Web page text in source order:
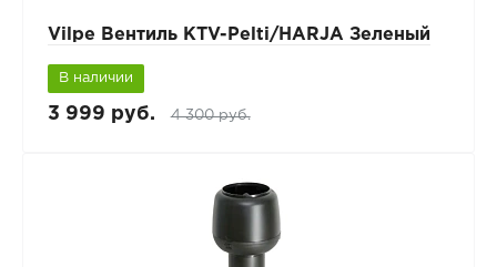
Vilpe Вентиль KTV-Pelti/HARJA Зеленый
В наличии
3 999 руб. 4 300 руб.